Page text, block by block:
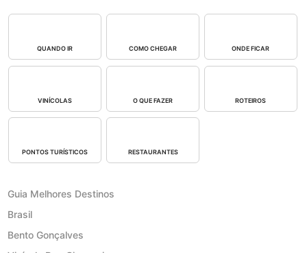
QUANDO IR COMO CHEGAR ONDE FICAR
VINÍCOLAS O QUE FAZER ROTEIROS
PONTOS TURÍSTICOS RESTAURANTES
Guia Melhores Destinos
Brasil
Bento Gonçalves